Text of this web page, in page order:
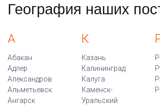
География наших
А
Абакан
Адлер
Александров
Альметьевск
Ангарск
К
Казань
Калининград
Калуга
Каменск-
Уральский